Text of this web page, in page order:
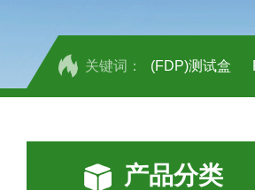
关键词： (FDP)测试盒
人全式钴氨素
产品分类